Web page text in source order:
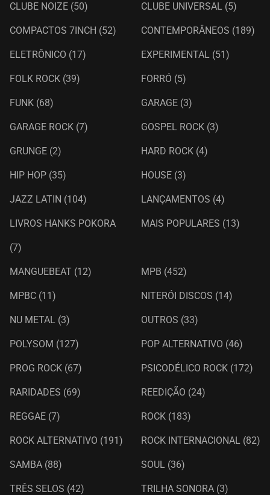
CLUBE NOIZE (50) CLUBE UNIVERSAL (5)
COMPACTOS 7INCH (52) CONTEMPORÂNEOS (189)
ELETRÔNICO (17) EXPERIMENTAL (51)
FOLK ROCK (39) FORRÓ (5)
FUNK (68) GARAGE (3)
GARAGE ROCK (7) GOSPEL ROCK (3)
GRUNGE (2) HARD ROCK (4)
HIP HOP (35) HOUSE (3)
JAZZ LATIN (104) LANÇAMENTOS (4)
LIVROS HANKS POKORA
(7)
MAIS POPULARES (13)
MANGUEBEAT (12) MPB (452)
MPBC (11) NITERÓI DISCOS (14)
NU METAL (3) OUTROS (33)
POLYSOM (127) POP ALTERNATIVO (46)
PROG ROCK (67) PSICODÉLICO ROCK (172)
RARIDADES (69) REEDIÇÃO (24)
REGGAE (7) ROCK (183)
ROCK ALTERNATIVO (191) ROCK INTERNACIONAL (82)
SAMBA (88) SOUL (36)
TRÊS SELOS (42) TRILHA SONORA (3)